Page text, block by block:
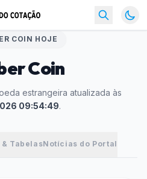
COIN HOJE
Coin
estrangeira atualizada às
09:54:49.
TabelasNotícias do Portal